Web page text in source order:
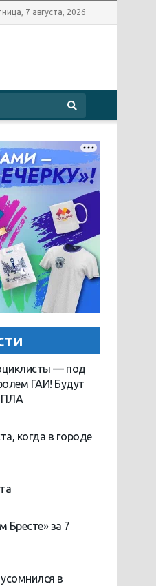
7 августа, 2026
— под
ГАИ! Будут
когда в городе
Бресте» за 7
в